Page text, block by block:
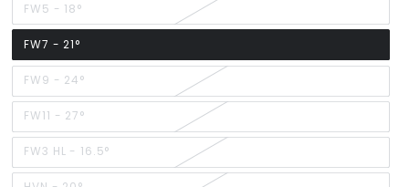
FW5 - 18°
FW7 - 21°
FW9 - 24°
FW11 - 27°
FW3 HL - 16.5°